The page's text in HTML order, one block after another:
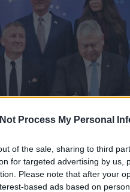
Process My Personal
of the sale, sharing to third
for targeted advertising by us,
Please note that after your
based ads based on